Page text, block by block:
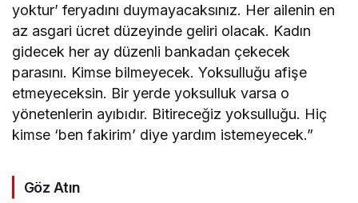
yoktur’ feryadını duymayacaksınız. Her ailenin en
az asgari ücret düzeyinde geliri olacak. Kadın
gidecek her ay düzenli bankadan çekecek
parasını. Kimse bilmeyecek. Yoksulluğu afişe
etmeyeceksin. Bir yerde yoksulluk varsa o
yönetenlerin ayıbıdır. Bitireceğiz yoksulluğu. Hiç
kimse ‘ben fakirim’ diye yardım istemeyecek.”
Göz Atın